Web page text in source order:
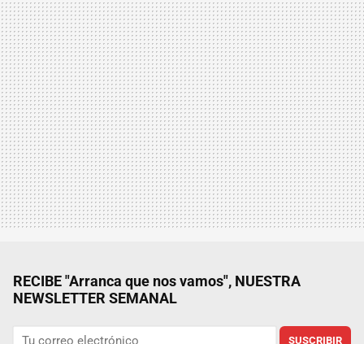
RECIBE "Arranca que nos vamos", NUESTRA
NEWSLETTER SEMANAL
SUSCRIBIR